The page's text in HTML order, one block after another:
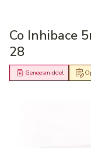
Co Inhibace
28
Geneesmiddel